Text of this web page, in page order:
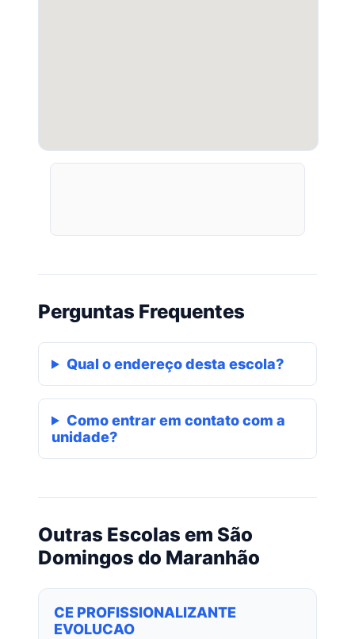
Perguntas Frequentes
Qual o endereço desta escola?
Como entrar em contato com a
unidade?
Outras Escolas em São
Domingos do Maranhão
CE PROFISSIONALIZANTE
EVOLUCAO